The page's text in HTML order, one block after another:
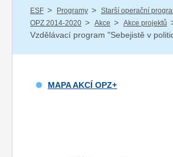
ESF / Programy / Starší operační
OPZ 2014-2020 / Akce / Akce projektů /
Vzdělávací program "Sebejistě v
MAPA AKCÍ OPZ+